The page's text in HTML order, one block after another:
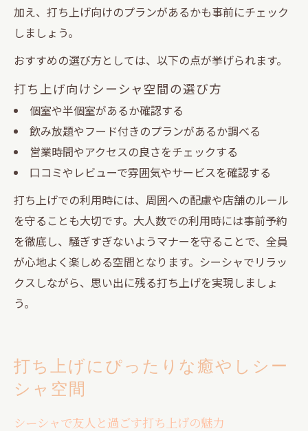
加え、打ち上げ向けのプランがあるかも事前にチェック
しましょう。
おすすめの選び方としては、以下の点が挙げられます。
打ち上げ向けシーシャ空間の選び方
個室や半個室があるか確認する
飲み放題やフード付きのプランがあるか調べる
営業時間やアクセスの良さをチェックする
口コミやレビューで雰囲気やサービスを確認する
打ち上げでの利用時には、周囲への配慮や店舗のルール
を守ることも大切です。大人数での利用時には事前予約
を徹底し、騒ぎすぎないようマナーを守ることで、全員
が心地よく楽しめる空間となります。シーシャでリラッ
クスしながら、思い出に残る打ち上げを実現しましょ
う。
打ち上げにぴったりな癒やしシー
シャ空間
シーシャで友人と過ごす打ち上げの魅力